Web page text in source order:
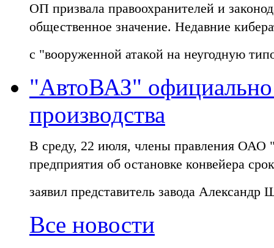
ОП призвала правоохранителей и
общественное значение. Недавние
с "вооруженной атакой на неугодную
"АвтоВАЗ" официально
производства
В среду, 22 июля, члены правления ОАО
предприятия об остановке конвейера
заявил представитель завода
Все новости